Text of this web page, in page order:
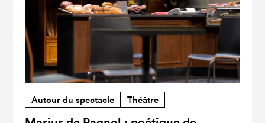
Autour du spectacle Théâtre